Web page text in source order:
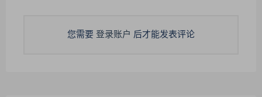
您需要 登录账户 后才能发表评论